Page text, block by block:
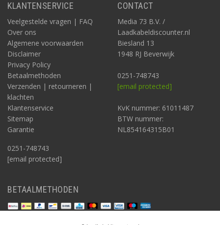
KLANTENSERVICE
Veelgestelde vragen | FAQ
Over ons
Algemene voorwaarden
Disclaimer
Privacy Policy
Betaalmethoden
Verzenden | retourneren |
klachten
Klantenservice
Sitemap
Garantie
0251-748743
[email protected]
CONTACT
Media 73 B.V. /
Laadkabeldiscounter.nl
Biesland 13
1948 RJ Beverwijk
0251-748743
[email protected]
KvK nummer: 61011487
BTW nummer:
NL854164315B01
BETAALMETHODEN